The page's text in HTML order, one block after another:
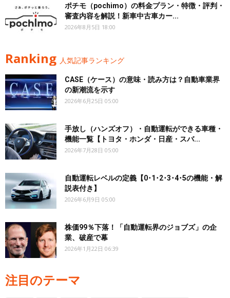
ポチモ（pochimo）の料金プラン・特徴・評判・
審査内容を解説！新車中古車カー...
2026年8月5日 18:00
Ranking 人気記事ランキング
CASE（ケース）の意味・読み方は？自動車業界
の新潮流を示す
2026年6月25日 05:00
手放し（ハンズオフ）・自動運転ができる車種・
機能一覧【トヨタ・ホンダ・日産・スバ...
2026年7月28日 05:00
自動運転レベルの定義【0･1･2･3･4･5の機能・解
説表付き】
2026年6月9日 05:00
株価99％下落！「自動運転界のジョブズ」の企
業、破産で幕
2026年1月22日 06:39
注目のテーマ